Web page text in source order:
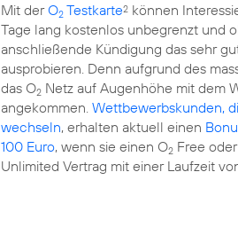
Mit derO2Testkarte2können
Tage lang kostenlos unbegrenzt und
anschließende Kündigung das sehr
ausprobieren. Denn aufgrund des
das O2Netz auf Augenhöhe mit dem
angekommen. Wettbewerbskunden,
wechseln, erhalten aktuell einen
100 Euro, wenn sie einen O2Free
Unlimited Vertrag mit einer Laufzeit